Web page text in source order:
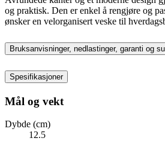
og praktisk. Den er enkel å rengjøre og
ønsker en velorganisert veske til
Bruksanvisninger, nedlastinger, garanti og
Spesifikasjoner
Mål og vekt
Dybde (cm)
12.5